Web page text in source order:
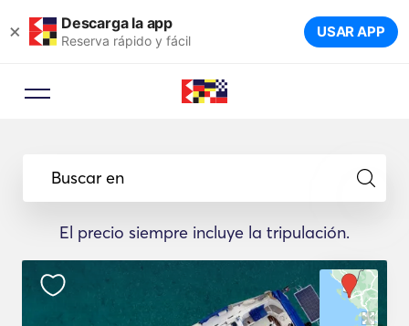
× Descarga la app
Reserva rápido y fácil USAR APP
Buscar en
El precio siempre incluye la tripulación.